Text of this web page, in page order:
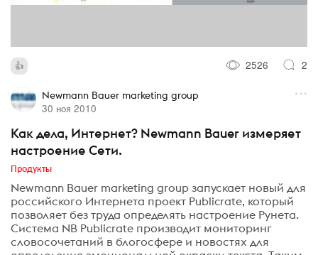
2526 2
Newmann Bauer marketing group
30 ноя 2010
Как дела, Интернет? Newmann Bauer измеряет
настроение Сети.
Продукты
Newmann Bauer marketing group запускает новый для
российского Интернета проект Publicrate, который
позволяет без труда определять настроение Рунета.
Система NB Publicrate производит мониторинг
словосочетаний в блогосфере и новостях для